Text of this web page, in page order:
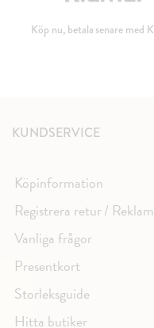
Köp nu, betala senare med
KUNDSERVICE
Köpinformation
Registrera retur /
Vanliga frågor
Presentkort
Storleksguide
Hitta butiker